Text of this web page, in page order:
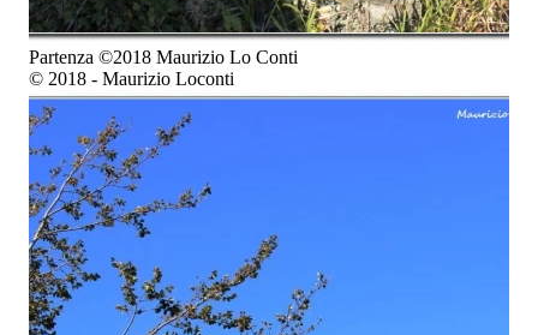
Partenza ©2018 Maurizio Lo Conti
© 2018 - Maurizio Loconti